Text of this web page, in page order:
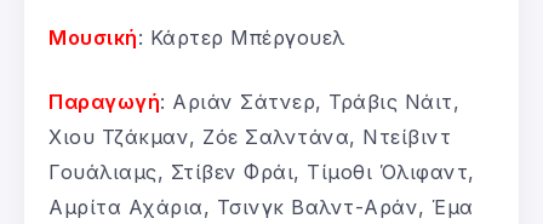
Μουσική: Κάρτερ Μπέργουελ
Παραγωγή: Αριάν Σάτνερ, Τράβις Νάιτ,
Χιου Τζάκμαν, Ζόε Σαλντάνα, Ντείβιντ
Γουάλιαμς, Στίβεν Φράι, Τίμοθι Όλιφαντ,
Αμρίτα Αχάρια, Τσινγκ Βαλντ-Αράν, Έμα